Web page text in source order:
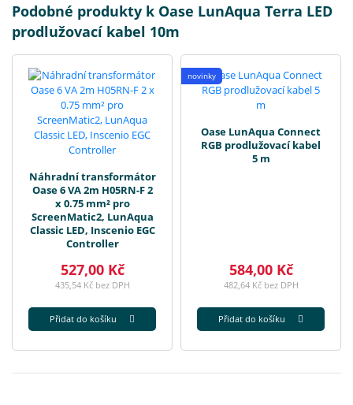
Podobné produkty k Oase LunAqua Terra LED
prodlužovací kabel 10m
Náhradní transformátor
Oase 6 VA 2m H05RN-F 2
x 0.75 mm² pro
ScreenMatic2, LunAqua
Classic LED, Inscenio EGC
Controller
527,00 Kč
435,54 Kč bez DPH
Přidat do košíku
novinky
Oase LunAqua Connect
RGB prodlužovací kabel
5 m
584,00 Kč
482,64 Kč bez DPH
Přidat do košíku